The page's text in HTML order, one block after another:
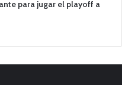
para jugar el playoff a